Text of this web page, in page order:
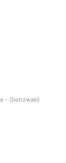
- Gietrzwałd